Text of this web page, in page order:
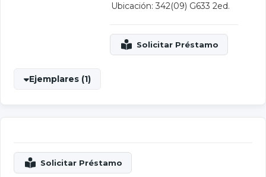
Ubicación: 342(09) G633 2ed.
Ejemplares (1)